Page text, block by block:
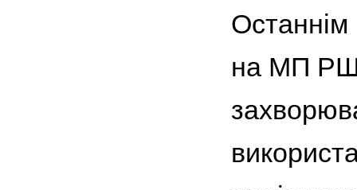
Останнім
на МП